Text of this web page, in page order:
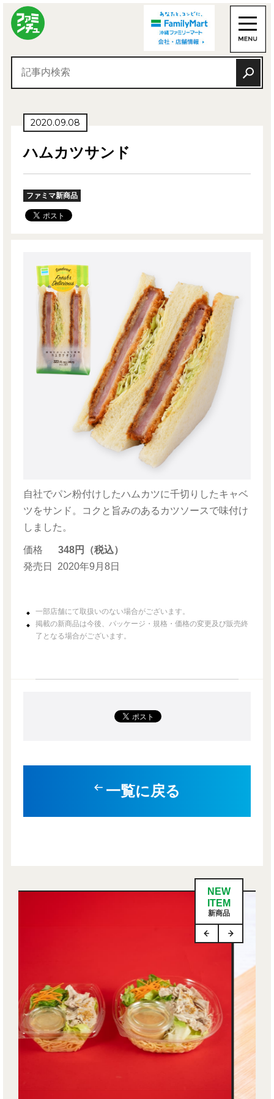
2020.09.08
ハムカツサンド
ファミマ新商品
自社でパン粉付けしたハムカツに千切りしたキャベ
ツをサンド。コクと旨みのあるカツソースで味付け
しました。
価格
348円（税込）
発売日
2020年9月8日
一部店舗にて取扱いのない場合がございます。
掲載の新商品は今後、パッケージ・規格・価格の変更及び販売終
了となる場合がございます。
一覧に戻る
NEW
ITEM
新商品